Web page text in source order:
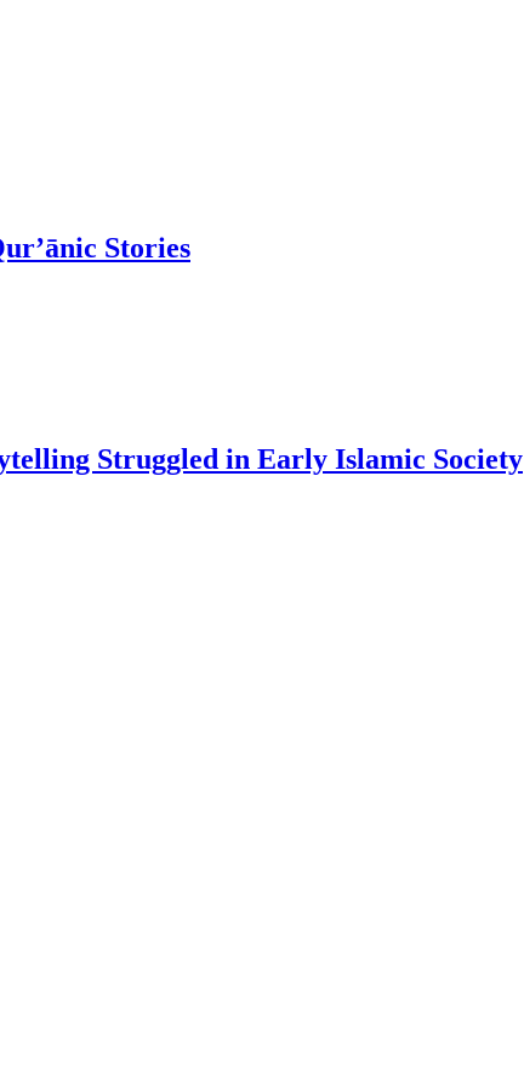
Stories
Struggled in Early Islamic Society